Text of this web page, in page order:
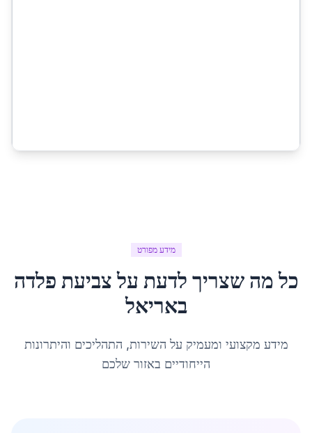
מידע מפורט
כל מה שצריך לדעת עלצביעת פלדה
באריאל
מידע מקצועי ומעמיק על השירות, התהליכים והיתרונות
הייחודיים באזור שלכם